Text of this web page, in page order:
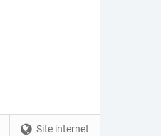
Site internet